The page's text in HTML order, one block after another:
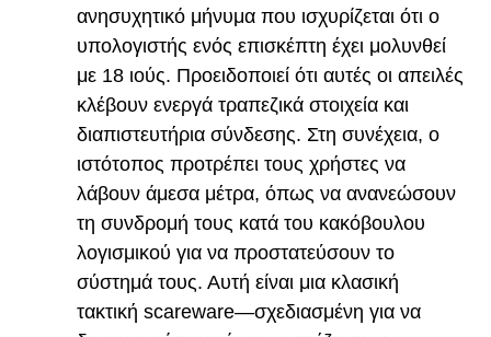
ανησυχητικό μήνυμα που ισχυρίζεται ότι ο
υπολογιστής ενός επισκέπτη έχει μολυνθεί
με 18 ιούς. Προειδοποιεί ότι αυτές οι απειλές
κλέβουν ενεργά τραπεζικά στοιχεία και
διαπιστευτήρια σύνδεσης. Στη συνέχεια, ο
ιστότοπος προτρέπει τους χρήστες να
λάβουν άμεσα μέτρα, όπως να ανανεώσουν
τη συνδρομή τους κατά του κακόβουλου
λογισμικού για να προστατεύσουν το
σύστημά τους. Αυτή είναι μια κλασική
τακτική scareware—σχεδιασμένη για να